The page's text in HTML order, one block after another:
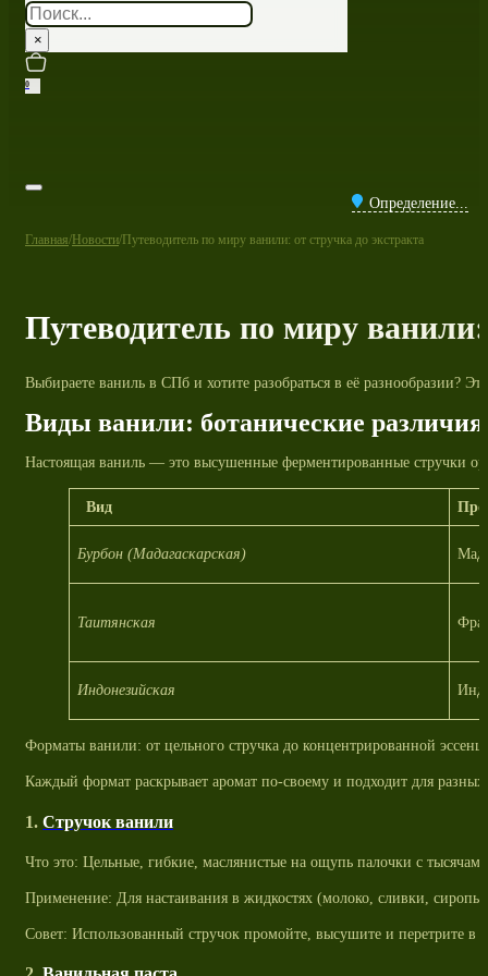
Поиск
×
0
Определение...
Главная/Новости/Путеводитель по миру ванили: от стручка до экстракта
Путеводитель по миру
Выбираете ваниль в СПб и хотите разобраться в её
Виды ванили: ботанические различия
Настоящая ваниль — это высушенные ферментированные стручки
Вид
Бурбон (Мадагаскарская)
Таитянская
Индонезийская
Форматы ванили: от цельного стручка до концентрированной
Каждый формат раскрывает аромат по-своему и подходит для разных
1. Стручок ванили
Что это: Цельные, гибкие, маслянистые на ощупь палочки с
Применение: Для настаивания в жидкостях (молоко, сливки,
Совет: Использованный стручок промойте, высушите и перетрите в